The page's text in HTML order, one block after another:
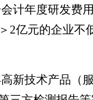
计年度研发费
2亿元的企业
新技术产品（